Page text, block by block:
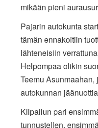
mikään pieni
Pajarin autokunta
tämän ennakoitiin
lähteneisiin
Helpompaa olikin
Teemu
autokunnan
Kilpailun pari
tunnustellen,